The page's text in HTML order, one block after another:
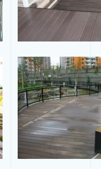
Tam Ekran